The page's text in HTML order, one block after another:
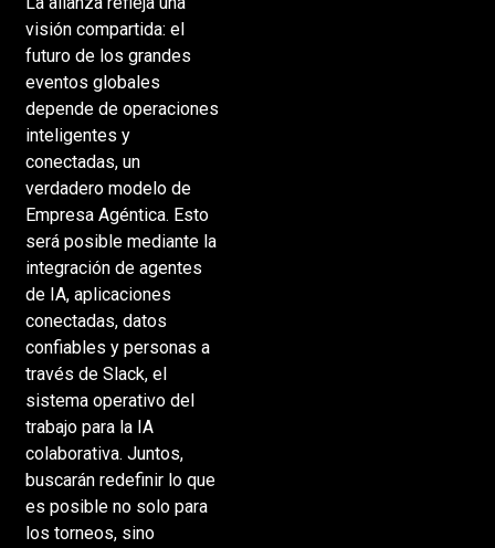
visión compartida: el
futuro de los grandes
eventos globales
depende de operaciones
inteligentes y
conectadas, un
verdadero modelo de
Empresa Agéntica. Esto
será posible mediante la
integración de agentes
de IA, aplicaciones
conectadas, datos
confiables y personas a
través de Slack, el
sistema operativo del
trabajo para la IA
colaborativa. Juntos,
buscarán redefinir lo que
es posible no solo para
los torneos, sino